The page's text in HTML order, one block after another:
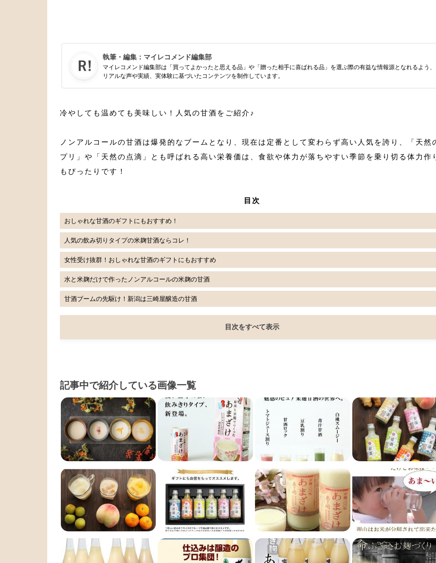
執筆・編集： マイレコメンド編集部
マイレコメンド編集部は「買ってよかったと思える品」や「贈った相手に喜ばれる品」を選ぶ際の有益な情報源となれるよう、
リアルな声や実績、実体験に基づいたコンテンツを制作しています。
冷やしても温めても美味しい！人気の甘酒をご紹介♪
ノンアルコールの甘酒は爆発的なブームとなり、現在は定番として変わらず高い人気を誇り、「天然
プリ」や「天然の点滴」とも呼ばれる高い栄養価は、食欲や体力が落ちやすい季節を乗り切る体力作
もぴったりです！
目次
おしゃれな甘酒のギフトにもおすすめ！
人気の飲み切りタイプの米麹甘酒ならコレ！
女性受け抜群！おしゃれな甘酒のギフトにもおすすめ
水と米麹だけで作ったノンアルコールの米麹の甘酒
甘酒ブームの先駆け！新潟は三崎屋醸造の甘酒
目次をすべて表示
記事中で紹介している画像一覧